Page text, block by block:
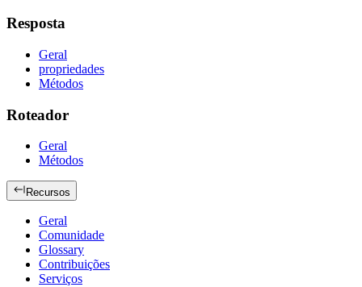
Resposta
Geral
propriedades
Métodos
Roteador
Geral
Métodos
Recursos
Geral
Comunidade
Glossary
Contribuições
Serviços